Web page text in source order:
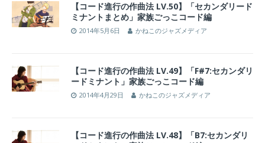
【コード進行の作曲法 LV.50】「セカンダリード
ミナントまとめ」家族ごっこコード編
2014年5月6日 かねこのジャズメディア
【コード進行の作曲法 LV.49】「F#7:セカンダリ
ードミナント」家族ごっこコード編
2014年4月29日 かねこのジャズメディア
【コード進行の作曲法 LV.48】「B7:セカンダリ